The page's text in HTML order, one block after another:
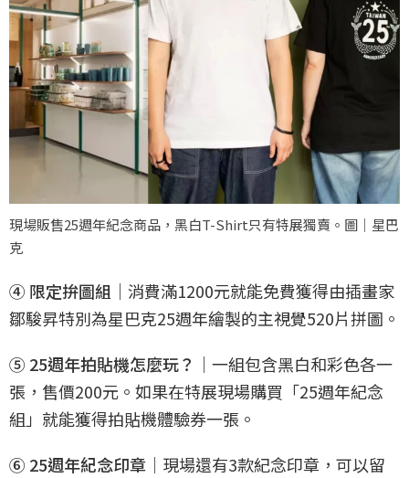
現場販售25週年紀念商品，黑白T-Shirt只有特展獨賣。圖｜星巴
克
④ 限定拚圖組 ｜消費滿1200元就能免費獲得由插畫家
鄒駿昇特別為星巴克25週年繪製的主視覺520片拼圖。
⑤ 25週年拍貼機怎麼玩？ ｜一組包含黑白和彩色各一
張，售價200元。如果在特展現場購買「25週年紀念
組」就能獲得拍貼機體驗券一張。
⑥ 25週年紀念印章 ｜現場還有3款紀念印章，可以留